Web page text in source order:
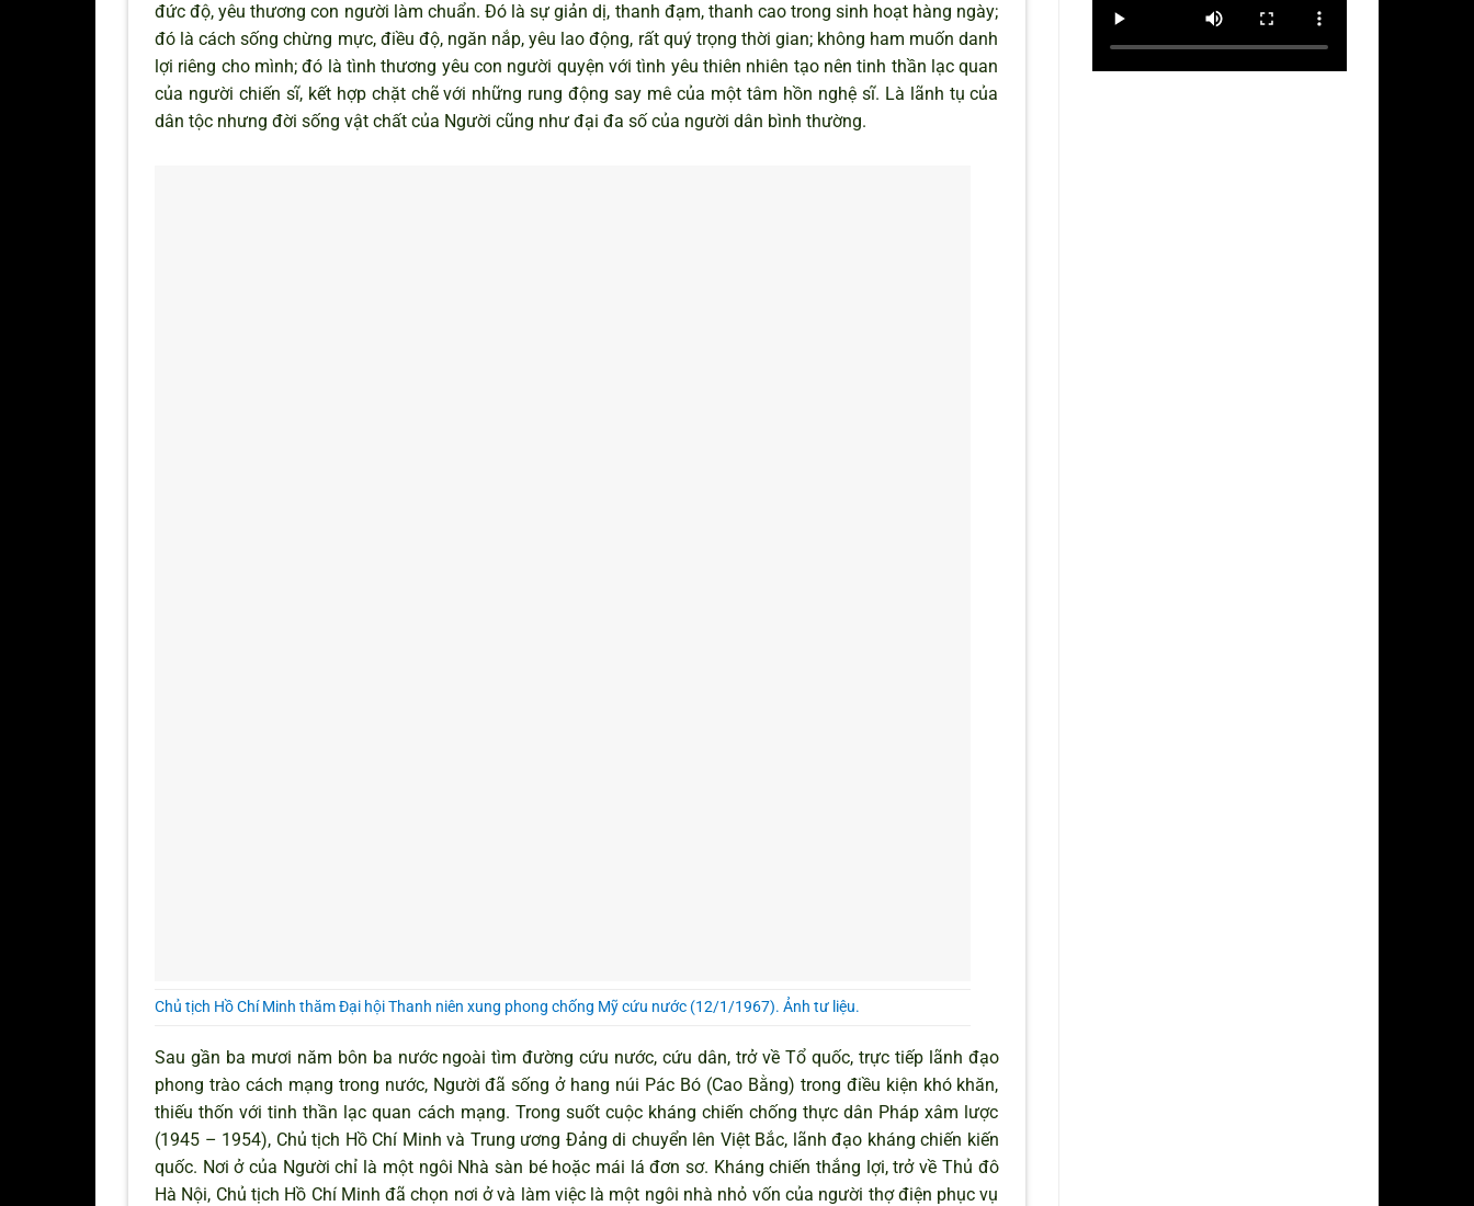
đức độ, yêu thương con người làm chuẩn. Đó là sự giản dị, thanh đạm, thanh cao trong sinh hoạt hàng ngày;
đó là cách sống chừng mực, điều độ, ngăn nắp, yêu lao động, rất quý trọng thời gian; không ham muốn danh
lợi riêng cho mình; đó là tình thương yêu con người quyện với tình yêu thiên nhiên tạo nên tinh thần lạc quan
của người chiến sĩ, kết hợp chặt chẽ với những rung động say mê của một tâm hồn nghệ sĩ. Là lãnh tụ của
dân tộc nhưng đời sống vật chất của Người cũng như đại đa số của người dân bình thường.
Chủ tịch Hồ Chí Minh thăm Đại hội Thanh niên xung phong chống Mỹ cứu nước (12/1/1967). Ảnh tư liệu.
Sau gần ba mươi năm bôn ba nước ngoài tìm đường cứu nước, cứu dân, trở về Tổ quốc, trực tiếp lãnh đạo
phong trào cách mạng trong nước, Người đã sống ở hang núi Pác Bó (Cao Bằng) trong điều kiện khó khăn,
thiếu thốn với tinh thần lạc quan cách mạng. Trong suốt cuộc kháng chiến chống thực dân Pháp xâm lược
(1945 – 1954), Chủ tịch Hồ Chí Minh và Trung ương Đảng di chuyển lên Việt Bắc, lãnh đạo kháng chiến kiến
quốc. Nơi ở của Người chỉ là một ngôi Nhà sàn bé hoặc mái lá đơn sơ. Kháng chiến thắng lợi, trở về Thủ đô
Hà Nội, Chủ tịch Hồ Chí Minh đã chọn nơi ở và làm việc là một ngôi nhà nhỏ vốn của người thợ điện phục vụ